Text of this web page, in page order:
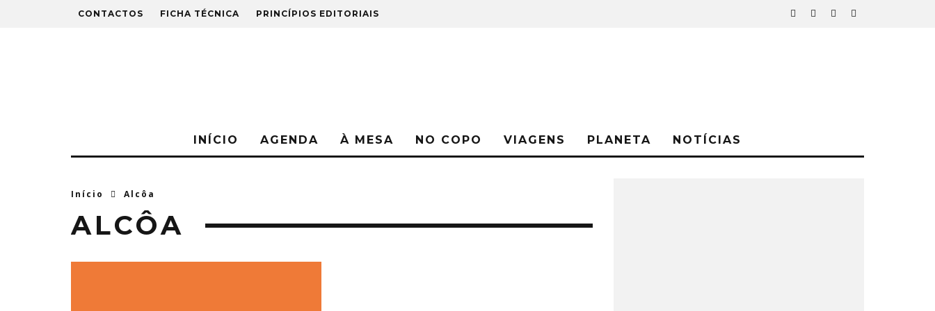
CONTACTOS FICHA TÉCNICA PRINCÍPIOS EDITORIAIS
INÍCIO AGENDA À MESA NO COPO VIAGENS PLANETA NOTÍCIAS
Início Alcôa
ALCÔA